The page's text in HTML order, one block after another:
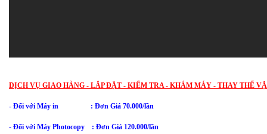
DỊCH VỤ GIAO HÀNG - LẮP ĐẶT - KIỂM TRA - KHÁM MÁY - THAY THẾ
- Đối với Máy in : Đơn Giá 70.000/lần
- Đối với Máy Photocopy : Đơn Giá 120.000/lần